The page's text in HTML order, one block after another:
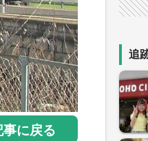
に戻る
追